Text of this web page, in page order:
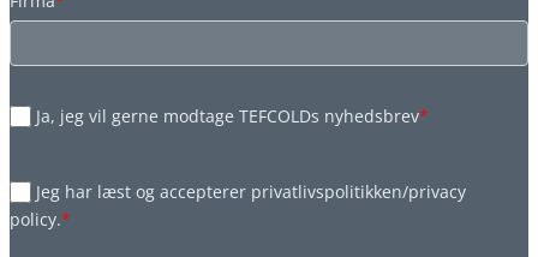
Ja, jeg vil gerne modtage TEFCOLDs nyhedsbrev*
Jeg har læst og accepterer privatlivspolitikken/privacy
policy.*